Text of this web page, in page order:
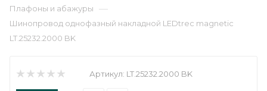
Плафоны и абажуры —
Шинопровод однофазный накладной LEDtrec magnetic
LT.25232.2000 BK
Артикул: LT.25232.2000 BK